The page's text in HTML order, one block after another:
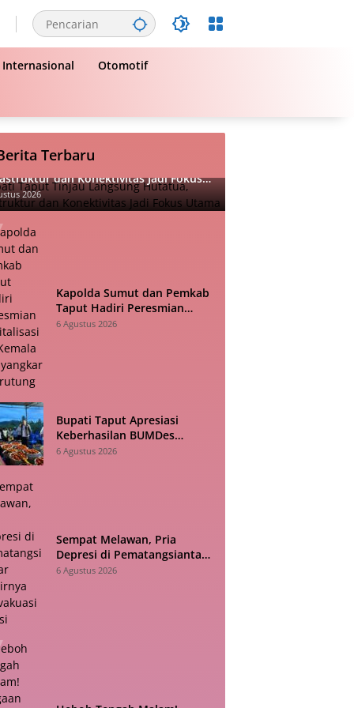
Internasional Otomotif
Terbaru
Taput Tinjau Langsung Hutatua,
dan Konektivitas Jadi Fokus
2026
Kapolda Sumut dan Pemkab
Taput Hadiri Peresmian
Revitalisasi TK Kemala
6 Agustus 2026
Bupati Taput Apresiasi
Keberhasilan BUMDes
Sisordak Jadi Inspirasi bagi
6 Agustus 2026
Sempat Melawan, Pria
Depresi di Pematangsiantar
Akhirnya Dievakuasi Polisi
6 Agustus 2026